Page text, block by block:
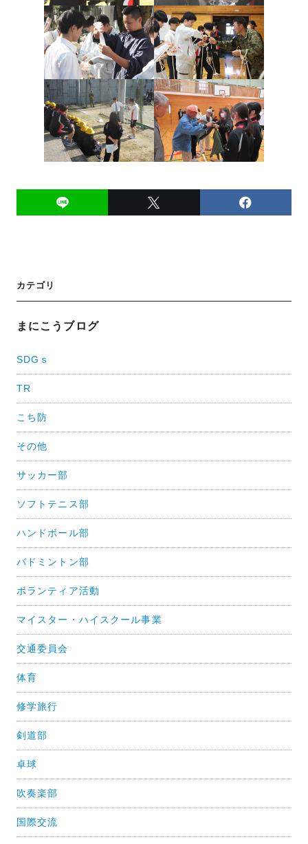
投
稿
ナ
ゲ
ー
シ
ョ
ン
カテゴリ
まにこうブログ
SDGｓ
TR
こち防
その他
サッカー部
ソフトテニス部
ハンドボール部
バドミントン部
ボランティア活動
マイスター・ハイスクール事業
交通委員会
体育
修学旅行
剣道部
卓球
吹奏楽部
国際交流